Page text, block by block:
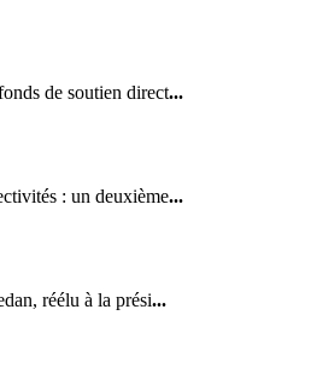
de soutien direct...
: un deuxième...
réélu à la prési...